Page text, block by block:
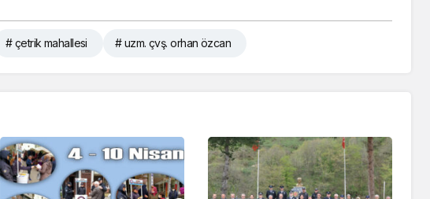
# çetrik mahallesi # uzm. çvş. orhan özcan